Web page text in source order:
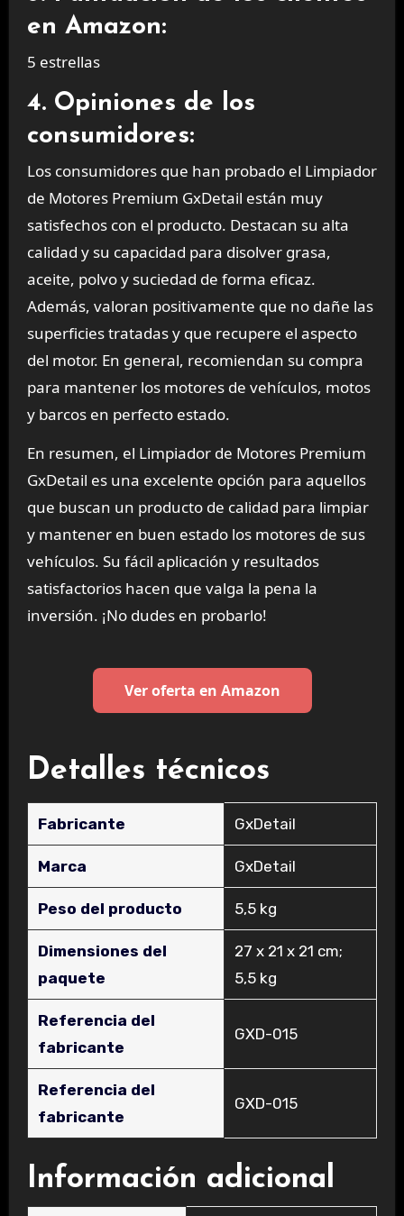
en Amazon:
5 estrellas
4. Opiniones de los
consumidores:
Los consumidores que han probado el Limpiador
de Motores Premium GxDetail están muy
satisfechos con el producto. Destacan su alta
calidad y su capacidad para disolver grasa,
aceite, polvo y suciedad de forma eficaz.
Además, valoran positivamente que no dañe las
superficies tratadas y que recupere el aspecto
del motor. En general, recomiendan su compra
para mantener los motores de vehículos, motos
y barcos en perfecto estado.
En resumen, el Limpiador de Motores Premium
GxDetail es una excelente opción para aquellos
que buscan un producto de calidad para limpiar
y mantener en buen estado los motores de sus
vehículos. Su fácil aplicación y resultados
satisfactorios hacen que valga la pena la
inversión. ¡No dudes en probarlo!
Ver oferta en Amazon
Detalles técnicos
Fabricante ‎GxDetail
Marca ‎GxDetail
Peso del producto ‎5,5 kg
Dimensiones del
paquete
‎27 x 21 x 21 cm;
5,5 kg
Referencia del
fabricante
‎GXD-015
Referencia del
fabricante
‎GXD-015
Información adicional